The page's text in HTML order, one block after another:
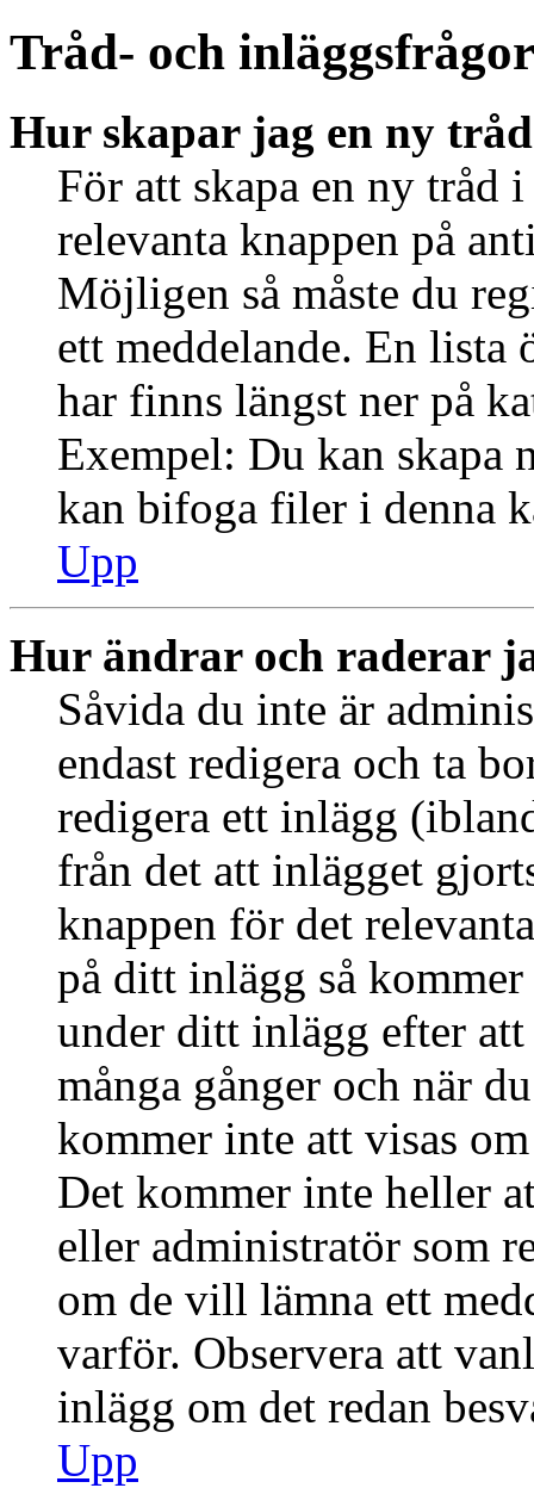
Tråd- och inläggsfrågor
Hur skapar jag en ny
För att skapa en ny tråd
relevanta knappen på
Möjligen så måste du
ett meddelande. En
har finns längst ner på
Exempel: Du kan skapa
kan bifoga filer i denna
Upp
Hur ändrar och raderar
Såvida du inte är
endast redigera och ta
redigera ett inlägg
från det att inlägget
knappen för det
på ditt inlägg så
under ditt inlägg efter
många gånger och när
kommer inte att visas
Det kommer inte heller
eller administratör som
om de vill lämna ett
varför. Observera att
inlägg om det redan
Upp